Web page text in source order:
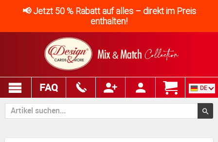
📢 Jetzt 50 % Rabatt auf alles – direkt im Preis
enthalten!
FAQ DE